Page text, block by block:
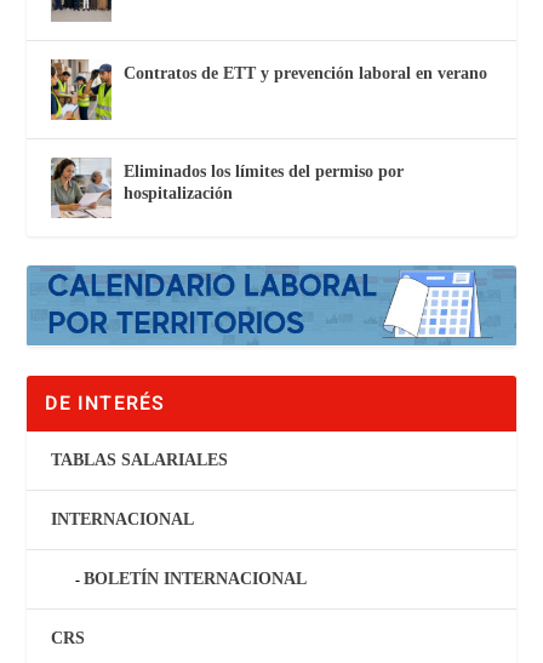
Contratos de ETT y prevención laboral en verano
Eliminados los límites del permiso por
hospitalización
DE INTERÉS
TABLAS SALARIALES
INTERNACIONAL
BOLETÍN INTERNACIONAL
CRS